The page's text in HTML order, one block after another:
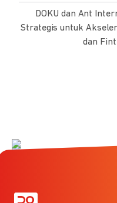
DOKU dan Ant
Strategis untuk
dan